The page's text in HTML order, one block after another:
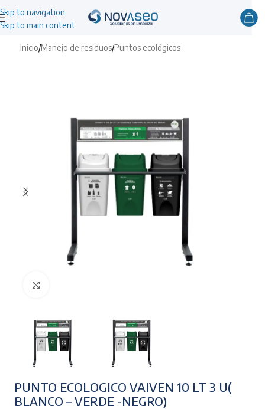
Skip to navigation
Skip to main content
Inicio/Manejo de residuos/Puntos ecológicos
PUNTO ECOLOGICO VAIVEN 10 LT 3 U(
BLANCO – VERDE -NEGRO)